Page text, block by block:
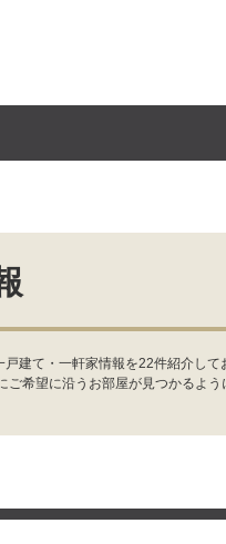
建て・一軒家情報を22件紹介し
希望に沿うお部屋が見つかるよ